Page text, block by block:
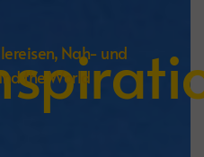
Nah- und
the World